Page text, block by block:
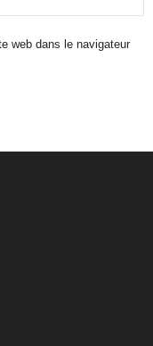
web dans le navigateur